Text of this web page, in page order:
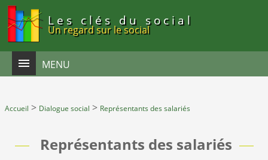
Les clés du social
Un regard sur le social
MENU
Accueil > Dialogue social > Représentants des salariés
Représentants des salariés
Panneau de gestion des cookies